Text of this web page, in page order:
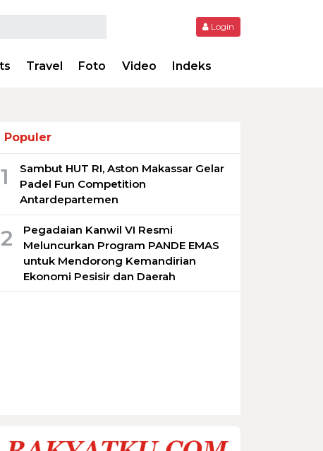
Login
Travel Foto Video Indeks
Populer
1
Sambut HUT RI, Aston Makassar Gelar
Padel Fun Competition
Antardepartemen
2
Pegadaian Kanwil VI Resmi
Meluncurkan Program PANDE EMAS
untuk Mendorong Kemandirian
Ekonomi Pesisir dan Daerah